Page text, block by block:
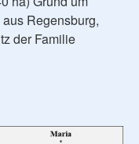
aus Regensburg,
der Familie